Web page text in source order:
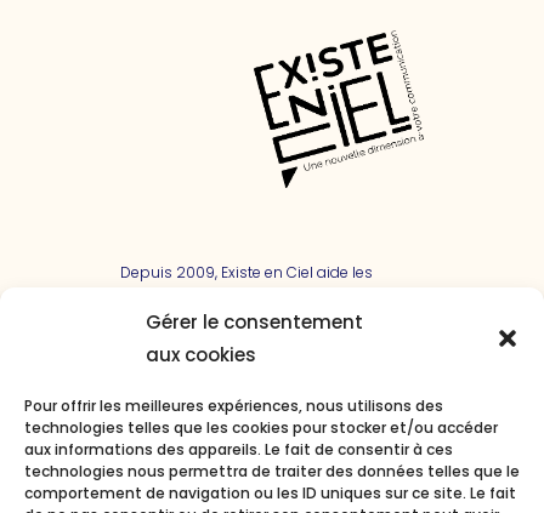
Gérer le consentement
aux cookies
Pour offrir les meilleures expériences, nous utilisons des
technologies telles que les cookies pour stocker et/ou accéder
aux informations des appareils. Le fait de consentir à ces
technologies nous permettra de traiter des données telles que le
comportement de navigation ou les ID uniques sur ce site. Le fait
Depuis 2009, Existe en Ciel aide les
canaux. Mais soyons honnêtes, ça
nous nous sommes focalisés sur
avec enthousiasme et conviction, nous
avons décidé de donner une nouvelle
dimension à notre travail pour devenir
l’agence créative pour les entreprises à
impact positif…